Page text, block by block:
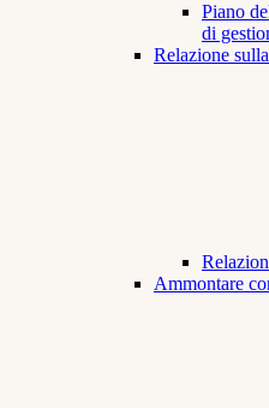
Piano
di
Relazione
Ammontare